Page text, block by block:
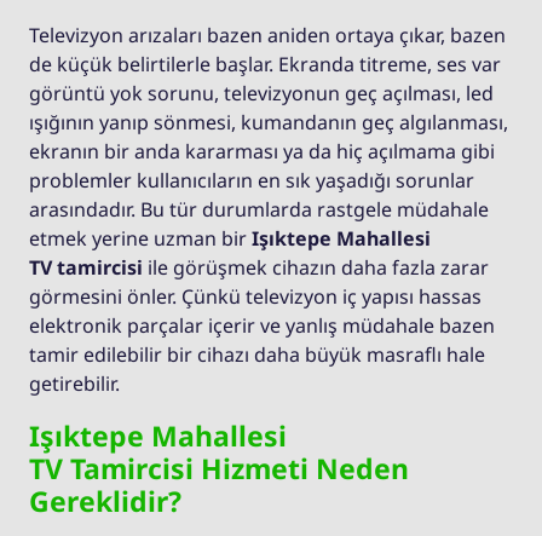
Televizyon arızaları bazen aniden ortaya çıkar, bazen
de küçük belirtilerle başlar. Ekranda titreme, ses var
görüntü yok sorunu, televizyonun geç açılması, led
ışığının yanıp sönmesi, kumandanın geç algılanması,
ekranın bir anda kararması ya da hiç açılmama gibi
problemler kullanıcıların en sık yaşadığı sorunlar
arasındadır. Bu tür durumlarda rastgele müdahale
etmek yerine uzman birIşıktepe Mahallesi
TV tamircisi ile görüşmek cihazın daha fazla zarar
görmesini önler. Çünkü televizyon iç yapısı hassas
elektronik parçalar içerir ve yanlış müdahale bazen
tamir edilebilir bir cihazı daha büyük masraflı hale
getirebilir.
Işıktepe Mahallesi
TV Tamircisi Hizmeti Neden
Gereklidir?